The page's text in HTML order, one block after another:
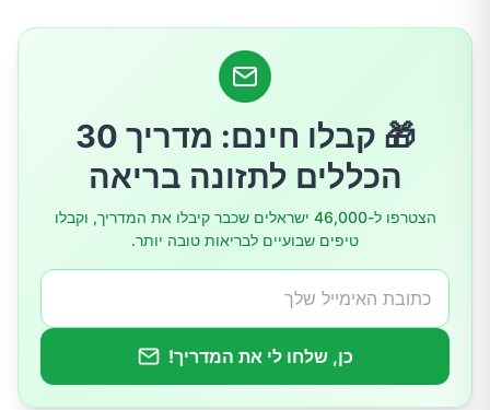
מצאו את התנועה שאתם אוהבים
עקביות ולא שלמות
🎁 קבלו חינם: מדריך 30
הכללים לתזונה בריאה
הצטרפו ל-46,000 ישראלים שכבר קיבלו את המדריך, וקבלו
טיפים שבועיים לבריאות טובה יותר.
כן, שלחו לי את המדריך!